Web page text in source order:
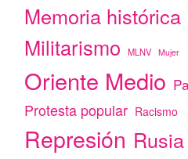
Memoria histórica
Militarismo
MLNV Mujer
Oriente Medio
Protesta popular Racismo
Represión Rusia